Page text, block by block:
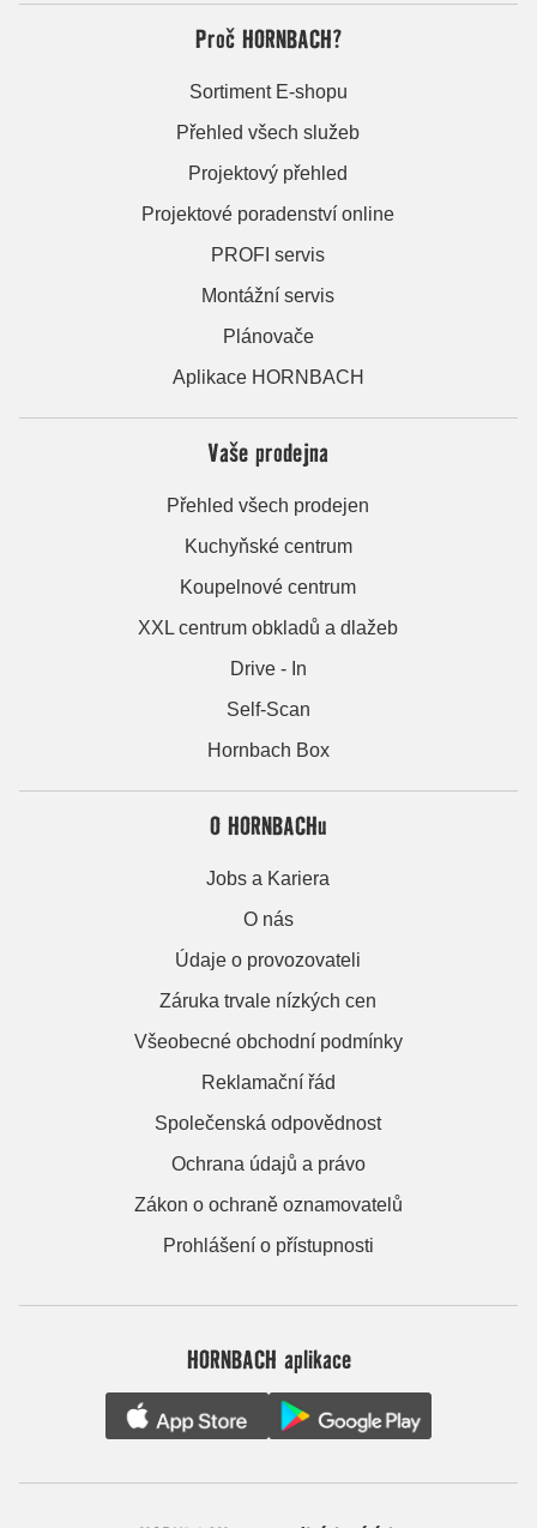
Proč HORNBACH?
Sortiment E-shopu
Přehled všech služeb
Projektový přehled
Projektové poradenství online
PROFI servis
Montážní servis
Plánovače
Aplikace HORNBACH
Vaše prodejna
Přehled všech prodejen
Kuchyňské centrum
Koupelnové centrum
XXL centrum obkladů a dlažeb
Drive - In
Self-Scan
Hornbach Box
O HORNBACHu
Jobs a Kariera
O nás
Údaje o provozovateli
Záruka trvale nízkých cen
Všeobecné obchodní podmínky
Reklamační řád
Společenská odpovědnost
Ochrana údajů a právo
Zákon o ochraně oznamovatelů
Prohlášení o přístupnosti
HORNBACH aplikace